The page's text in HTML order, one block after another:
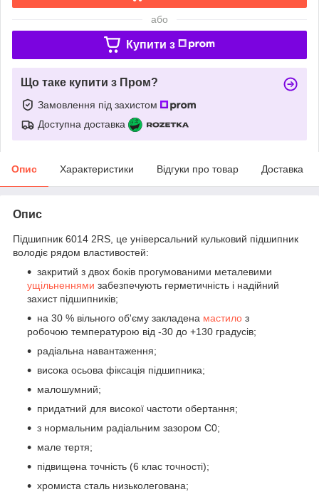
або
Купити з
Що таке купити з Пром?
Замовлення під захистом
Доступна доставка
Опис Характеристики Відгуки про товар Доставка
Опис
Підшипник 6014 2RS, це універсальний кульковий підшипник
володіє рядом властивостей:
закритий з двох боків прогумованими металевими
ущільненнями забезпечують герметичність і надійний
захист підшипників;
на 30 % вільного об'єму закладена мастило з
робочою температурою від -30 до +130 градусів;
радіальна навантаження;
висока осьова фіксація підшипника;
малошумний;
придатний для високої частоти обертання;
з нормальним радіальним зазором С0;
мале тертя;
підвищена точність (6 клас точності);
хромиста сталь низьколегована;